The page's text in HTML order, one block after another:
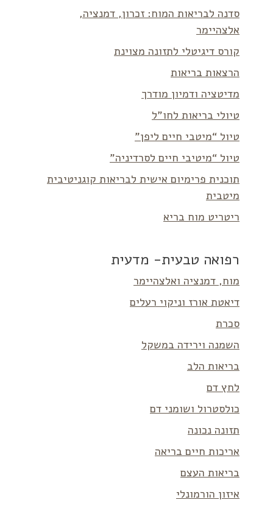
סדנה לבריאות המוח: זכרון, דמנציה,
אלצהיימר
קורס דיגיטלי לתזונה מצוינת
הרצאות בריאות
מדיטציה ודמיון מודרך
טיולי בריאות לחו”ל
טיול “מיטבי חיים ליפן”
טיול “מיטיבי חיים לסרדיניה”
תוכנית פרימיום אישית לבריאות קוגניטיבית
מיטבית
ריטריט מוח בריא
רפואה טבעית- מדעית
מוח, דמנציה ואלצהיימר
דיאטת אורז וניקוי רעלים
סכרת
השמנה וירידה במשקל
בריאות הלב
לחץ דם
כולסטרול ושומני דם
תזונה נכונה
אריכות חיים בריאה
בריאות העצם
איזון הורמונלי